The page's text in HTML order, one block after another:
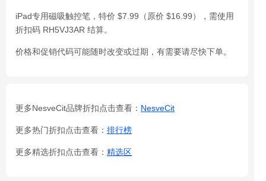
iPad专用磁吸触控笔，特价 $7.99（原价 $16.99），需使用
折扣码 RH5VJ3AR 结算。
价格和促销代码可能随时改变或过期，有需要请尽快下单。
更多NesveCit品牌折扣点击查看： NesveCit
更多热门折扣点击查看： 排行榜
更多精选折扣点击查看： 精选区